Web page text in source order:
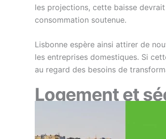
les projections, cette baisse
consommation soutenue.
Lisbonne espère ainsi attirer de
les entreprises domestiques. Si
au regard des besoins de
Logement et